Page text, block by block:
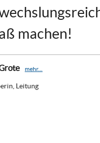
machen!
mehr...
Leitung